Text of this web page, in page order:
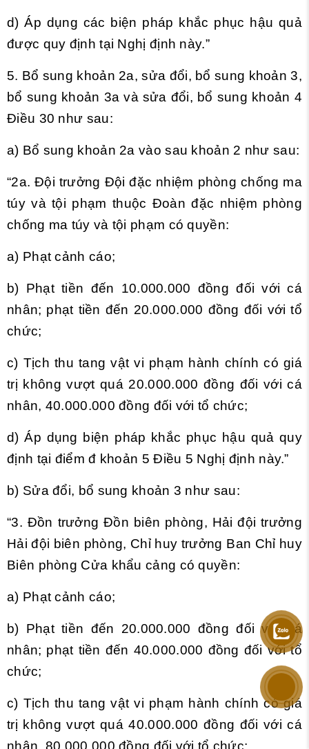
d) Áp dụng các biện pháp khắc phục hậu quả
được quy định tại Nghị định này.”
5. Bổ sung khoản 2a, sửa đổi, bổ sung khoản 3,
bổ sung khoản 3a và sửa đổi, bổ sung khoản 4
Điều 30 như sau:
a) Bổ sung khoản 2a vào sau khoản 2 như sau:
“2a. Đội trưởng Đội đặc nhiệm phòng chống ma
túy và tội phạm thuộc Đoàn đặc nhiệm phòng
chống ma túy và tội phạm có quyền:
a) Phạt cảnh cáo;
b) Phạt tiền đến 10.000.000 đồng đối với cá
nhân; phạt tiền đến 20.000.000 đồng đối với tổ
chức;
c) Tịch thu tang vật vi phạm hành chính có giá
trị không vượt quá 20.000.000 đồng đối với cá
nhân, 40.000.000 đồng đối với tổ chức;
d) Áp dụng biện pháp khắc phục hậu quả quy
định tại điểm đ khoản 5 Điều 5 Nghị định này.”
b) Sửa đổi, bổ sung khoản 3 như sau:
“3. Đồn trưởng Đồn biên phòng, Hải đội trưởng
Hải đội biên phòng, Chỉ huy trưởng Ban Chỉ huy
Biên phòng Cửa khẩu cảng có quyền:
a) Phạt cảnh cáo;
b) Phạt tiền đến 20.000.000 đồng đối với cá
nhân; phạt tiền đến 40.000.000 đồng đối với tổ
chức;
c) Tịch thu tang vật vi phạm hành chính có giá
trị không vượt quá 40.000.000 đồng đối với cá
nhân, 80.000.000 đồng đối với tổ chức;